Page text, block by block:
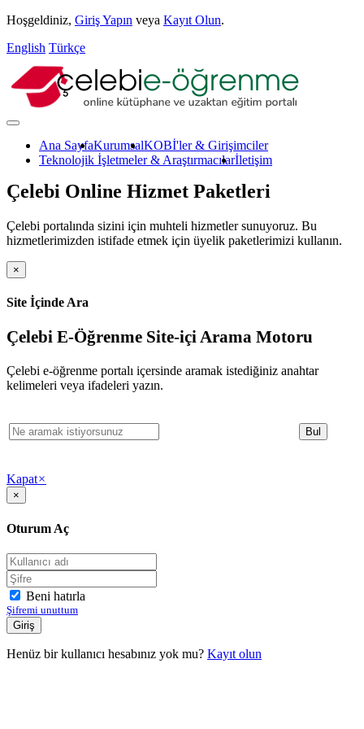
Hoşgeldiniz, Giriş Yapın veya Kayıt Olun.
English Türkçe
Ana SayfaKurumsalKOBİ'ler & Girişimciler
Teknolojik İşletmeler & Araştırmacılarİletişim
Çelebi Online Hizmet Paketleri
Çelebi portalında sizini için muhteli hizmetler sunuyoruz. Bu
hizmetlerimizden istifade etmek için üyelik paketlerimizi kullanın.
×
Site İçinde Ara
Çelebi E-Öğrenme Site-içi Arama Motoru
Çelebi e-öğrenme portalı içersinde aramak istediğiniz anahtar
kelimeleri veya ifadeleri yazın.
Kapat×
×
Oturum Aç
Beni hatırla
Şifremi unuttum
Henüz bir kullanıcı hesabınız yok mu? Kayıt olun